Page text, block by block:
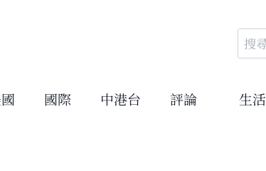
搜
尋
鍵
國際 中港台 評論 生活